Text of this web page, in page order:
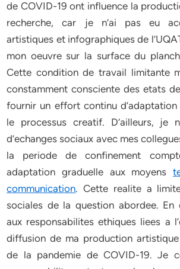
de COVID-19 ont influence la
recherche, car je n’ai pas eu
artistiques et infographiques de
mon oeuvre sur la surface du
Cette condition de travail limitante
constamment consciente des etats
fournir un effort continu
le processus creatif. D’ailleurs, je
d’echanges sociaux avec mes
la periode de confinement
adaptation graduelle aux moyens
communication. Cette realite a
sociales de la question abordee. En
aux responsabilites ethiques liees a
diffusion de ma production
de la pandemie de COVID-19. Je